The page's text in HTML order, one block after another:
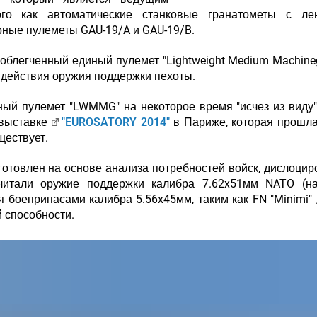
как автоматические станковые гранатометы с
пулеметы GAU-19/A и GAU-19/B.
единый пулемет "Lightweight Medium
оружия поддержки пехоты.
пулемет "LWMMG" на некоторое время "исчез из
"EUROSATORY 2014"в Париже, которая
на основе анализа потребностей войск,
оружие поддержки калибра 7.62x51мм NATO
калибра 5.56x45мм, таким как FN "Minimi"
способности.